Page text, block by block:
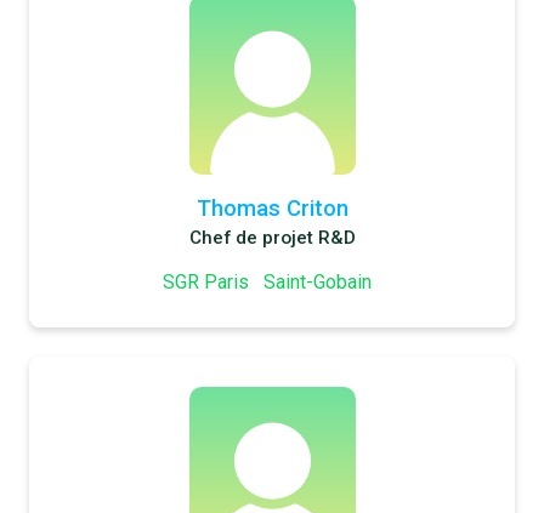
Thomas Criton
Chef de projet R&D
SGR Paris Saint-Gobain